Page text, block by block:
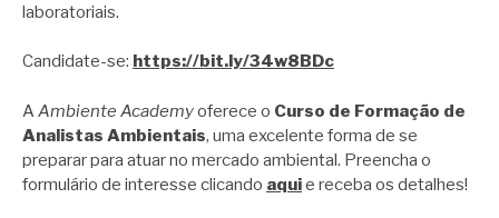
laboratoriais.
Candidate-se: https://bit.ly/34w8BDc
AAmbiente Academyoferece o Curso de Formação de
Analistas Ambientais, uma excelente forma de se
preparar para atuar no mercado ambiental. Preencha o
formulário de interesse clicando aquie receba os detalhes!